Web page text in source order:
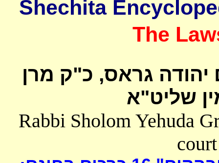
The
גראס, כ"ק מרן
שליט"א
Rabbi Sholom Yehuda